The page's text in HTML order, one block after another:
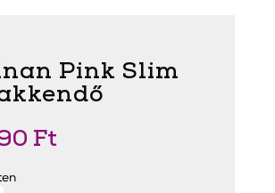
Pink Slim
Ft